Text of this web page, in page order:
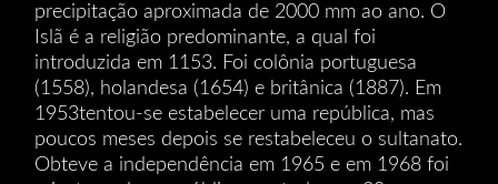
precipitação aproximada de 2000 mm ao ano. O
Islã é a religião predominante, a qual foi
introduzida em 1153. Foi colônia portuguesa
(1558), holandesa (1654) e britânica (1887). Em
1953tentou-se estabelecer uma república, mas
poucos meses depois se restabeleceu o sultanato.
Obteve a independência em 1965 e em 1968 foi